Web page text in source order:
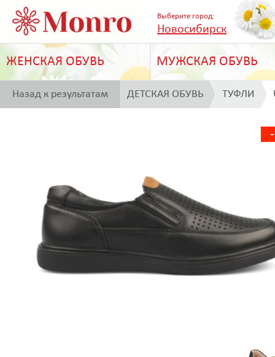
Выберите город:
Новосибирск
ЖЕНСКАЯ ОБУВЬ МУЖСКАЯ ОБУВЬ
Назад к результатам ДЕТСКАЯ ОБУВЬ ТУФЛИ